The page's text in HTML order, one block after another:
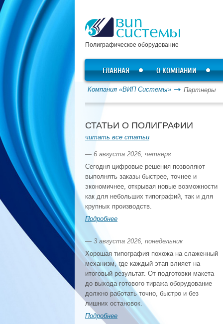
Полиграфическое оборудование
ГЛАВНАЯ О КОМПАНИИ
Компания «ВИП Системы» Партнеры
СТАТЬИ О ПОЛИГРАФИИ
читать все статьи
— 6 августа 2026, четверг
Сегодня цифровые решения позволяют
выполнять заказы быстрее, точнее и
экономичнее, открывая новые возможности
как для небольших типографий, так и для
крупных производств.
Подробнее
— 3 августа 2026, понедельник
Хорошая типография похожа на слаженный
механизм, где каждый этап влияет на
итоговый результат. От подготовки макета
до выхода готового тиража оборудование
должно работать точно, быстро и без
лишних остановок.
Подробнее